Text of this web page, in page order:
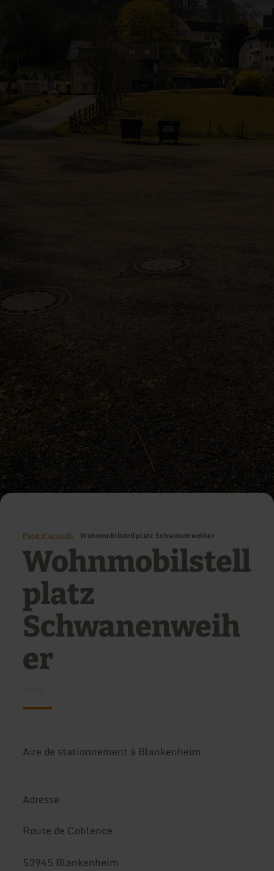
Page d'accueil Wohnmobilstellplatz Schwanenweiher
Wohnmobilstell
platz
Schwanenweih
er
Aire de stationnement à Blankenheim
Adresse
Route de Coblence
53945 Blankenheim